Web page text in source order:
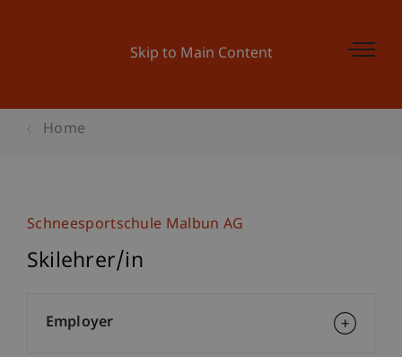
Skip to Main Content
Home
Schneesportschule Malbun AG
Skilehrer/in
Employer